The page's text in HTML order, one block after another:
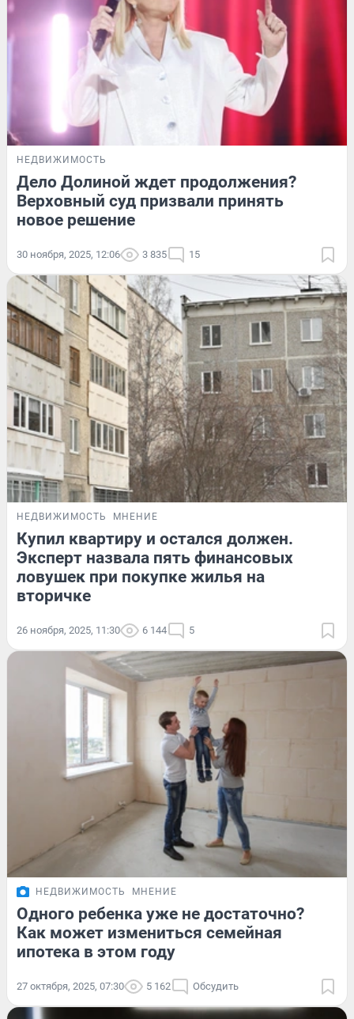
НЕДВИЖИМОСТЬ
Дело Долиной ждет продолжения?
Верховный суд призвали принять
новое решение
30 ноября, 2025, 12:06 3 835 15
НЕДВИЖИМОСТЬ МНЕНИЕ
Купил квартиру и остался должен.
Эксперт назвала пять финансовых
ловушек при покупке жилья на
вторичке
26 ноября, 2025, 11:30 6 144 5
НЕДВИЖИМОСТЬ МНЕНИЕ
Одного ребенка уже не достаточно?
Как может измениться семейная
ипотека в этом году
27 октября, 2025, 07:30 5 162 Обсудить